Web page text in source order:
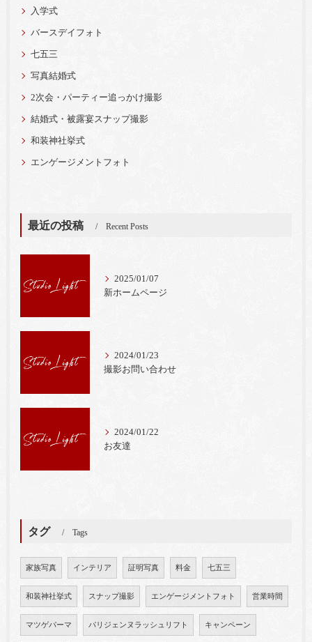
入学式
バースデイフォト
七五三
写真結婚式
2次会・パーティー追っかけ撮影
結婚式・被露宴スナップ撮影
和装神社挙式
エンゲージメントフォト
最近の投稿 Recent Posts
2025/01/07
新ホームページ
2024/01/23
撮影お問い合わせ
2024/01/22
お友達
タグ Tags
家族写真 インテリア 証明写真 料金 七五三
和装神社挙式 スナップ撮影 エンゲージメントフォト 営業時間
マツゲパーマ パリジェンヌラッシュリフト キャンペーン